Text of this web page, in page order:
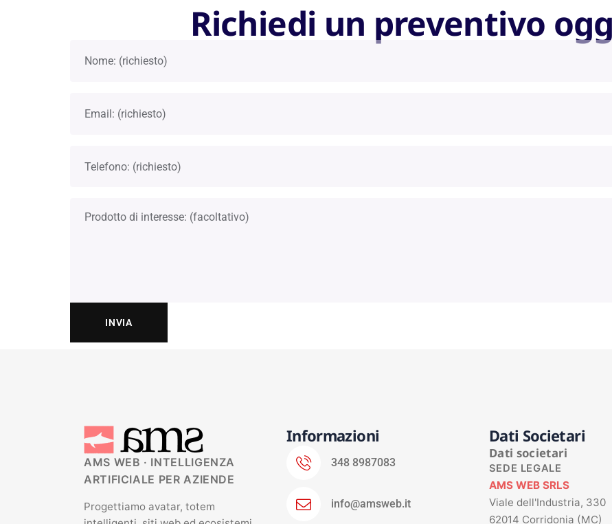
Richiedi un preventivo
AMS WEB · INTELLIGENZA
ARTIFICIALE PER AZIENDE
Progettiamo avatar, totem
Informazioni
348 8987083
info@amsweb.it
Dati Societari
Dati societari
SEDE LEGALE
AMS WEB SRLS
Viale dell'Industria, 330
62014 Corridonia (MC)